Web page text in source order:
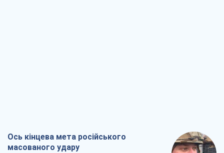
Ось кінцева мета російського
масованого удару